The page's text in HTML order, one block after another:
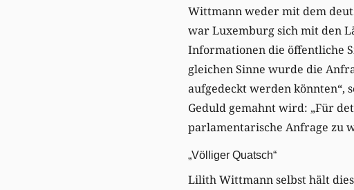
Wittmann weder mit dem
war Luxemburg sich mit den
Informationen die öffentliche
gleichen Sinne wurde die
aufgedeckt werden könnten“,
Geduld gemahnt wird: „Für
parlamentarische Anfrage zu
„Völliger Quatsch“
Lilith Wittmann selbst hält